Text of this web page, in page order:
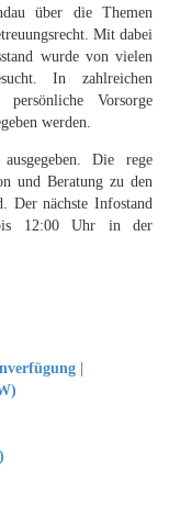
über die Themen
Mit dabei
wurde von vielen
In zahlreichen
Vorsorge
werden.
Die rege
und Beratung zu den
Der nächste Infostand
12:00 Uhr in der
|